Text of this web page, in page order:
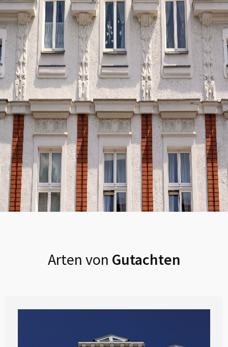
Arten von Gutachten